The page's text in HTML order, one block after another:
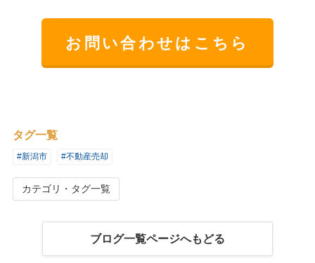
お問い合わせはこちら
タグ一覧
#新潟市 #不動産売却
カテゴリ・タグ一覧
ブログ一覧ページへもどる